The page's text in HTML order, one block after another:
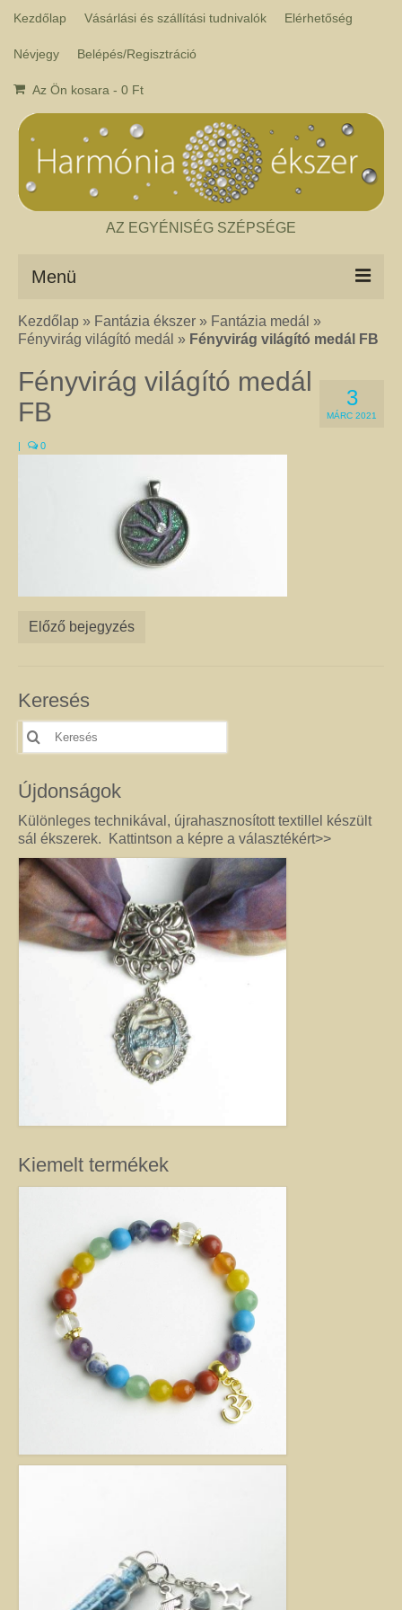
Kezdőlap Vásárlási és szállítási tudnivalók Elérhetőség
Névjegy Belépés/Regisztráció
Az Ön kosara - 0 Ft
AZ EGYÉNISÉG SZÉPSÉGE
Menü
Csakra ékszer
A kézműves csakra ékszer ásványai tulajdonképpen gyógyító kövek, amelyek
ékszerben minden csakrához tartozik egy kristály, és általában a kő színe
határozza meg, hogy melyik csakrához rendeljük. Így lehetséges az, hogy pl.
a Gyökércsakra harmonizálásához a gránátot és a vörös jáspist egyaránt
szerint jó hatással van a citrin, a kalcit, és sárga achát is. Természetesen
Ilyen pl. a Szívcsakra, amelyhez a zöld aventurin épp olyan jó, mint a
rózsakvarc, a szeretet kristály. A csakrák leírását itt olvashatja.
Féldrágakő ékszer
Ezen az oldalon csak olyan egyedi kézműves féldrágakő ékszer található,
készítettem. Az ékszerek megalkotása során a színek és a formák
A nyakláncok, medálok, karkötők, fülbevalók harmonizálnak viselőik színes,
ásványoknak tulajdonított pozitív hatásokról itt talál leírást. Célszerű az
ékszereimet szettben viselni, mert így még jobban tud érvényesülni
szépségük, egyediségük és gyógyító hatásuk. Az szett elemeit az egyes
megajándékozhatja az egyediség szépségével. Az általam készített
féldrágakő ékszer olyan különleges és értékes ajándék lehet, amely “nem
köszön vissza az utcán”. Szerette egyéniségéhez, stílusához és az általa
kedvelt színekhez illő egyedi vagy kis szériás Harmónia ékszer garantáltan
örömöt szerez.
Drót ékszer
Nincs két egyforma dróthajlításos ékszer, mint ahogy nincs két egyforma
egyéniség sem. A kőbefoglalással készült ékszernél nem csak a kő színe és
formája egyedi, hanem a mód, ahogy az adott követ befoglalom. (Mindig
alkotás közben derül ki, hogy mit kíván a kő, és hogyan lehet biztossá tenni
a foglalatot.) Még akkor sem tudom garantálni, hogy az adott modellből
készült darabok egyformák lesznek, ha a kövek ugyanolyan formára
csiszoltak. A drót sosem hajlik egyformán. (Többek között ettől és az alkotói
fantáziától egyedi a kézműves Harmónia Ékszer.) A kőbefoglalásos
ékszereket gondosan válogatott valódi ásvány, féldrágakő, kristály
felhasználásával készítem, így a gyógyító kövek minden vélt vagy tapasztalt
kategóriában megtalálja azt, amely kiemeli egyénisége szépségét. Ha
Fantázia ékszer
Ezen az oldalon olyan különleges és divatos ékszereket talál, amelyeket csak
részben én készítettem. Úgy vélem, helyük van a Harmónia Ékszerek
világában, mivel ezek is az egyéniség szépségét emelik ki. Nagy gonddal
válogattam ki azokat az ékszereket, amelyek megfelelnek ennek a magas
minőségi és esztétikai követelménynek. Ezeket az ékszereket azoknak
ajánlom, akik nem ragaszkodnak az ásványokhoz, féldrágakövekhez, illetve
kristályokhoz, de rajonganak az egyéni ötletekért, és valami különlegesre
vágynak. Kiváló ajándék lehet belőlük születésnapra, névnapra, karácsonyra.
Garantáltan örömöt szerezhet velük szeretteinek.
Egyedi ékszer
Egyedi kőbefoglalás rendelésre
Kezdőlap » Fantázia ékszer » Fantázia medál »
Fényvirág világító medál » Fényvirág világító medál FB
3
MÁRC 2021
Fényvirág világító medál
FB
0
Előző bejegyzés
Keresés
Keresés
erre:
Újdonságok
Különleges technikával, újrahasznosított textillel készült
sál ékszerek. Kattintson a képre a választékért>>
Kiemelt termékek